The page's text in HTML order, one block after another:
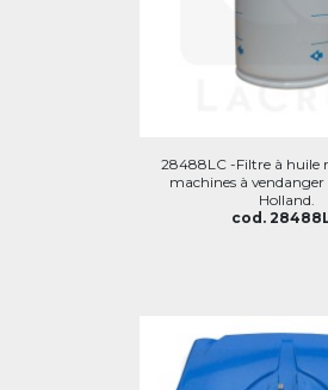
28488LC -Filtre à huile
machines à
Holland.
cod.